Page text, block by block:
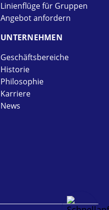
Linienflüge für Gruppen
Angebot anfordern
UNTER­NEHMEN
Geschäftsbereiche
Historie
Philosophie
Karriere
News